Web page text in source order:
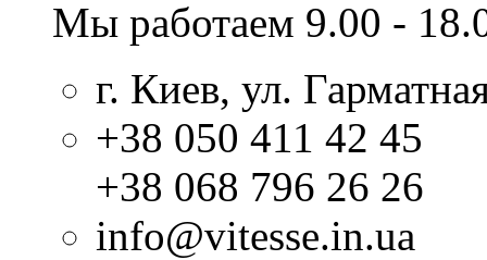
Мы работаем 9.00 -
г. Киев, ул.
+38 050 411 42 45
+38 068 796 26 26
info@vitesse.in.ua